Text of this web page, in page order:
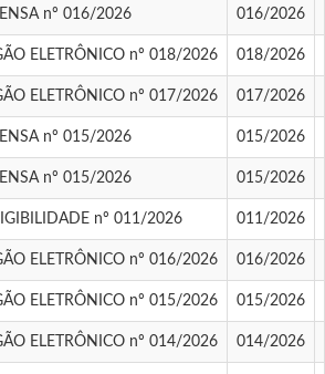
nº 016/2026 016/2026
ELETRÔNICO nº 018/2026 018/2026
ELETRÔNICO nº 017/2026 017/2026
nº 015/2026 015/2026
nº 015/2026 015/2026
nº 011/2026 011/2026
ELETRÔNICO nº 016/2026 016/2026
ELETRÔNICO nº 015/2026 015/2026
ELETRÔNICO nº 014/2026 014/2026